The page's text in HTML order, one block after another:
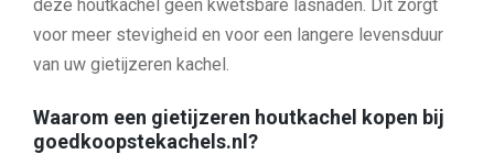
deze houtkachel geen kwetsbare lasnaden. Dit zorgt
voor meer stevigheid en voor een langere levensduur
van uw gietijzeren kachel.
Waarom een gietijzeren houtkachel kopen bij
goedkoopstekachels.nl?